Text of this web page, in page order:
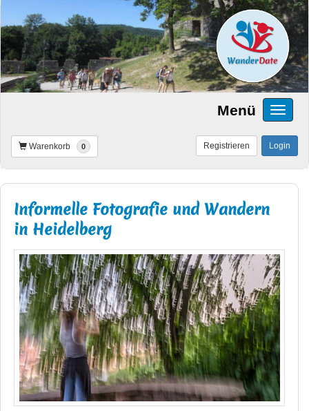
Menü
Warenkorb 0 Login
Registrieren
Informelle Fotografie und Wandern
in Heidelberg